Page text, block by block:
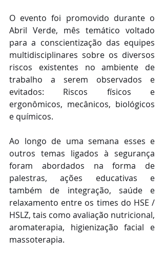
O evento foi promovido durante o
Abril Verde, mês temático voltado
para a conscientização das equipes
multidisciplinares sobre os diversos
riscos existentes no ambiente de
trabalho a serem observados e
evitados: Riscos físicos e
ergonômicos, mecânicos, biológicos
e químicos.
Ao longo de uma semana esses e
outros temas ligados à segurança
foram abordados na forma de
palestras, ações educativas e
também de integração, saúde e
relaxamento entre os times do HSE /
HSLZ, tais como avaliação nutricional,
aromaterapia, higienização facial e
massoterapia.